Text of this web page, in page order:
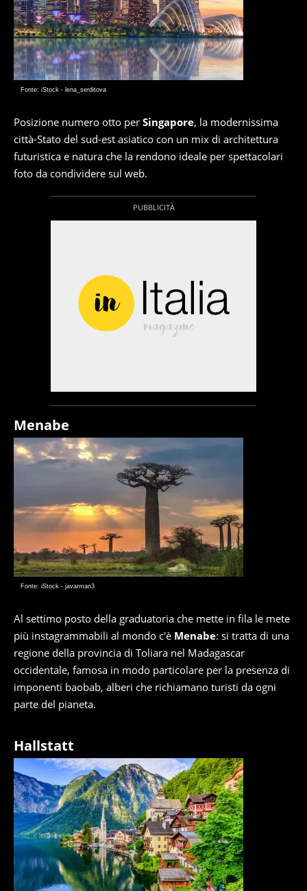
Fonte: iStock - lena_serditova
Posizione numero otto per Singapore, la modernissima
città-Stato del sud-est asiatico con un mix di architettura
futuristica e natura che la rendono ideale per spettacolari
foto da condividere sul web.
Menabe
Fonte: iStock - javarman3
Al settimo posto della graduatoria che mette in fila le mete
più instagrammabili al mondo c'è Menabe: si tratta di una
regione della provincia di Toliara nel Madagascar
occidentale, famosa in modo particolare per la presenza di
imponenti baobab, alberi che richiamano turisti da ogni
parte del pianeta.
Hallstatt